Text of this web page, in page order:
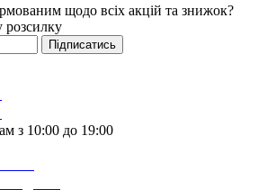
щодо всіх акцій та знижок?
розсилку
Підписатись
з 10:00 до 19:00